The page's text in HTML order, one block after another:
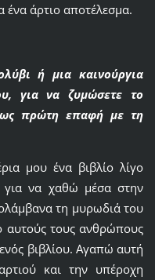
ένα άρτιο αποτέλεσμα.
ή μια καινούργια
για να ζυμώσετε το
πρώτη επαφή με τη
μου ένα βιβλίο λίγο
για να χαθώ μέσα στην
τη μυρωδιά του
αυτούς τους ανθρώπους
βιβλίου. Αγαπώ αυτή
και την υπέροχη